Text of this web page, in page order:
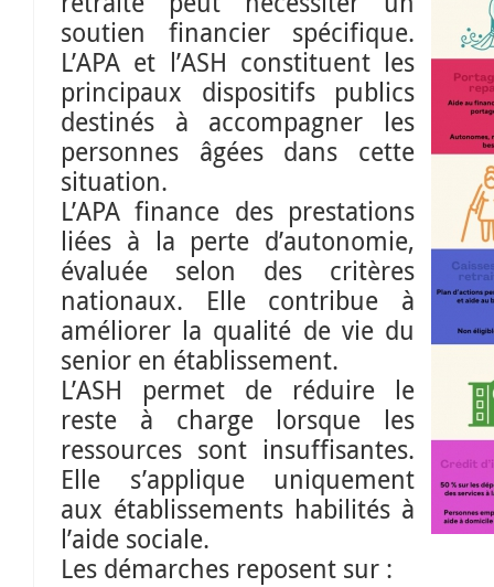
soutien financier spécifique.
L’APA et l’ASH constituent les
principaux dispositifs publics
destinés à accompagner les
personnes âgées dans cette
situation.
L’APA finance des prestations
liées à la perte d’autonomie,
évaluée selon des critères
nationaux. Elle contribue à
améliorer la qualité de vie du
senior en établissement.
L’ASH permet de réduire le
reste à charge lorsque les
ressources sont insuffisantes.
Elle s’applique uniquement
aux établissements habilités à
l’aide sociale.
Les démarches reposent sur :